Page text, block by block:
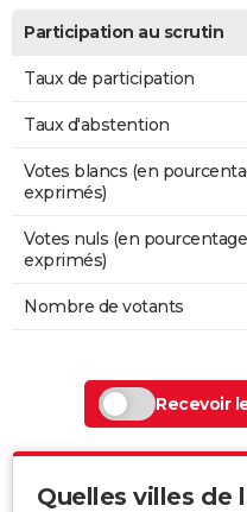
Bricolage
Television
Participation au scrutin
Taux de participation
Taux d'abstention
Votes blancs (en
exprimés)
Votes nuls (en
exprimés)
Nombre de votants
Recevoir
Quelles villes de